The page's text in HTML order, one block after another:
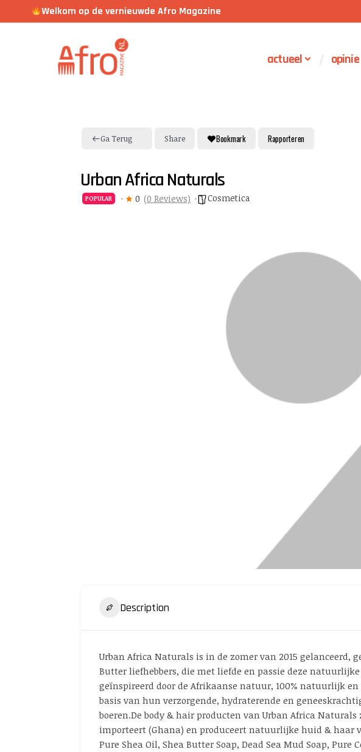
Welkom op de vernieuwde Afro Magazine
actueel opinie
Ga Terug Share Bookmark Rapporteren
Urban Africa Naturals
POPULAR 0 (0 Reviews) Cosmetica
Description
Urban Africa Naturals is in de zomer van 2015
Butter liefhebbers, die met liefde en passie deze
geïnspireerd door de Afrikaanse natuur, 100% natuurlijk
basis van hun verzorgende, hydraterende en
boeren.De body & hair producten van Urban Africa
importeert (Ghana) en produceert natuurlijke huid & haar
Pure Shea Oil, Shea Butter Soap, Dead Sea Mud Soap,